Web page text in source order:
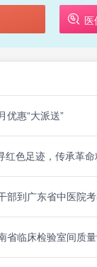
医
优惠“大派送”
红色足迹，传承革命
部到广东省中医院
省临床检验室间质